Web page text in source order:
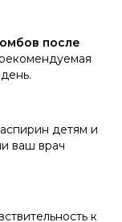
после
детям и
ваш врач
к